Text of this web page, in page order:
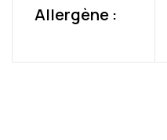
Allergène :